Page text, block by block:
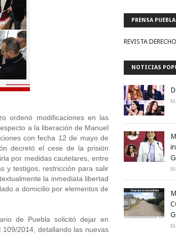
ordenó modificaciones en las
a la liberación de Manuel
con fecha 12 de mayo de
decretó el cese de la prisión
por medidas cautelares, entre
y testigos, restricción para salir
la inmediata libertad
a domicilio por elementos de
de Puebla solicitó dejar en
2014, detallando las nuevas
PRENSA PUEBLA
REVISTA DERECHO
NOTICIAS